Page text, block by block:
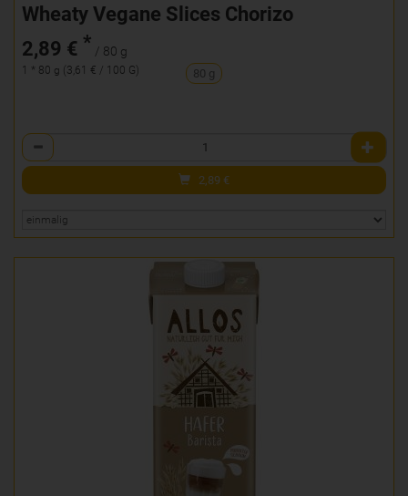
Wheaty Vegane Slices Chorizo
2,89 € * / 80 g
1 * 80 g (3,61 € / 100 G) 80 g
Anzahl
2,89 €